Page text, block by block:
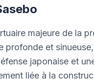
majeure de la
profonde et
japonaise et
liée à la